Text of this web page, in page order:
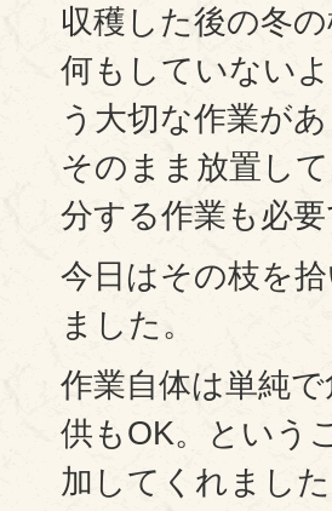
収穫した後の冬
何もしていない
う大切な作業が
そのまま放置し
分する作業も必要
今日はその枝を
ました。
作業自体は単純
供もOK。という
加してくれました